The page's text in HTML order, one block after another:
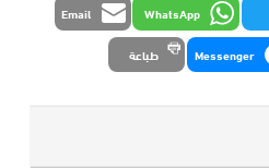
WhatsApp
Email
Messenger طباعة